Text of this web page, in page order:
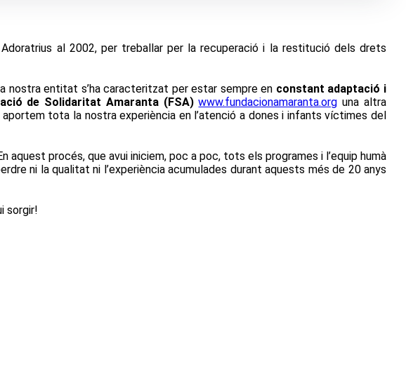
al 2002, per treballar per la recuperació i la restitució dels drets
nostra entitat s’ha caracteritzat per estar sempre en constant adaptació i
de Solidaritat Amaranta (FSA)www.fundacionamaranta.org una altra
tota la nostra experiència en l’atenció a dones i infants víctimes del
aquest procés, que avui iniciem, poc a poc, tots els programes i l’equip humà
ni la qualitat ni l’experiència acumulades durant aquests més de 20 anys
sorgir!